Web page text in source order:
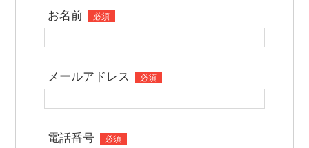
お名前 必須
メールアドレス 必須
電話番号 必須